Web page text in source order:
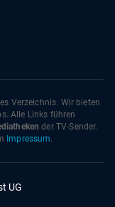
Verzeichnis. Wir bieten
Alle Links führen
der TV-Sender.
Impressum.
UG